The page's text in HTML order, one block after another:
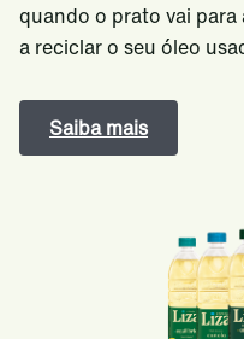
quando o prato vai para
a reciclar o seu óleo
Saiba mais